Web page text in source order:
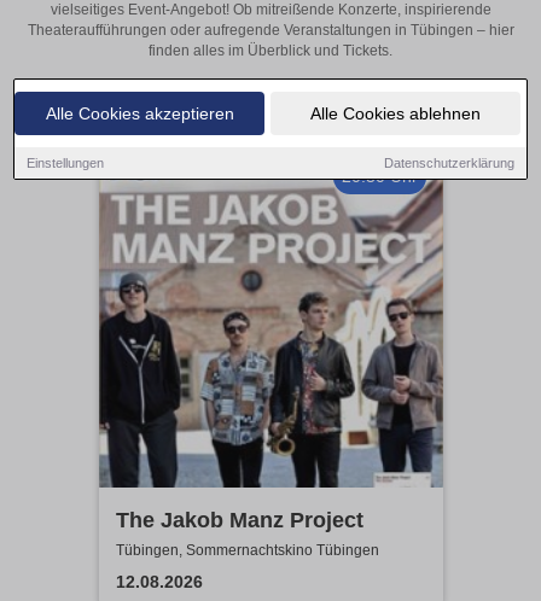
Alle Cookies akzeptieren Alle Cookies ablehnen
Einstellungen Datenschutzerklärung
vielseitiges Event-Angebot! Ob mitreißende Konzerte, inspirierende
Theateraufführungen oder aufregende Veranstaltungen in Tübingen – hier
finden alles im Überblick und Tickets.
20:30 Uhr
The Jakob Manz Project
Tübingen, Sommernachtskino Tübingen
12.08.2026